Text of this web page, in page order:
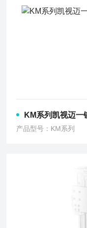
KM系列凯视迈一
产品型号：KM系列